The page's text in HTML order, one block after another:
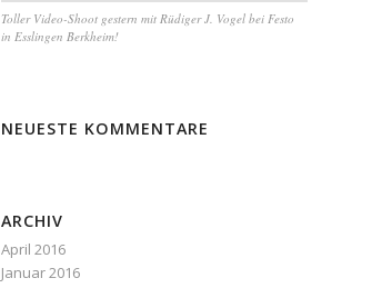
Toller Video-Shoot gestern mit Rüdiger J. Vogel bei Festo
in Esslingen Berkheim!
NEUESTE KOMMENTARE
ARCHIV
April 2016
Januar 2016